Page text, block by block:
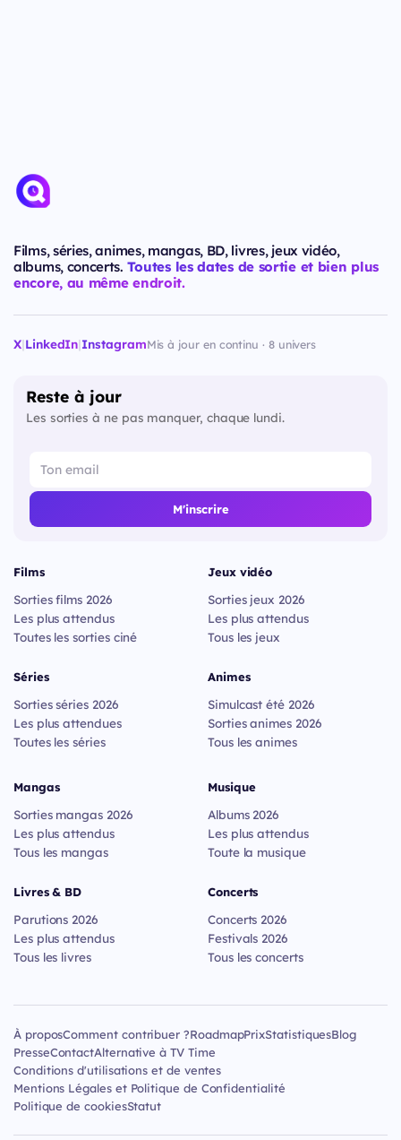
Films, séries, animes, mangas, BD, livres, jeux vidéo,
albums, concerts. Toutes les dates de sortie et bien plus
encore, au même endroit.
X|LinkedIn|InstagramMis à jour en continu · 8 univers
Reste à jour
Les sorties à ne pas manquer, chaque lundi.
M'inscrire
Films
Sorties films 2026
Les plus attendus
Toutes les sorties ciné
Séries
Sorties séries 2026
Les plus attendues
Toutes les séries
Jeux vidéo
Sorties jeux 2026
Les plus attendus
Tous les jeux
Animes
Simulcast été 2026
Sorties animes 2026
Tous les animes
Mangas
Sorties mangas 2026
Les plus attendus
Tous les mangas
Livres & BD
Parutions 2026
Les plus attendus
Tous les livres
Musique
Albums 2026
Les plus attendus
Toute la musique
Concerts
Concerts 2026
Festivals 2026
Tous les concerts
À proposComment contribuer ?RoadmapPrixStatistiquesBlog
PresseContactAlternative à TV Time
Conditions d'utilisations et de ventes
Mentions Légales et Politique de Confidentialité
Politique de cookiesStatut